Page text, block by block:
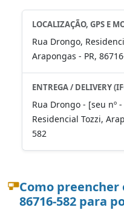
LOCALIZAÇÃO, GPS E
Rua Drongo,
Arapongas - PR,
ENTREGA / DELIVERY
Rua Drongo - [seu nº
Residencial Tozzi,
582
Como preencher
86716-582 para